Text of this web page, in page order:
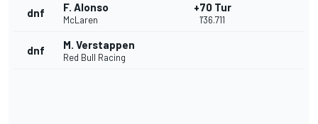
dnf F. Alonso
McLaren
+70 Tur
1'36.711
dnf M. Verstappen
Red Bull Racing